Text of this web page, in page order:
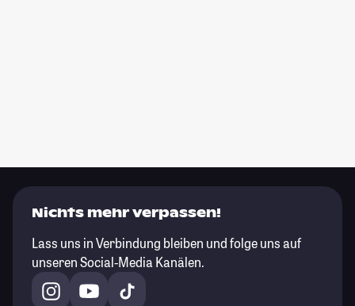
Nichts mehr verpassen!
Lass uns in Verbindung bleiben und folge uns auf
unseren Social-Media Kanälen.